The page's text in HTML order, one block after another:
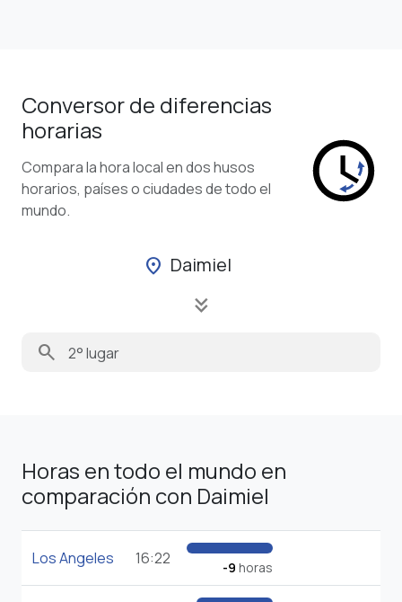
Conversor de diferencias
horarias
Compara la hora local en dos husos
horarios, países o ciudades de todo el
mundo.
location_on Daimiel
keyboard_double_arrow_down
search
Horas en todo el mundo en
comparación con Daimiel
Los Angeles 16:22 -9 horas